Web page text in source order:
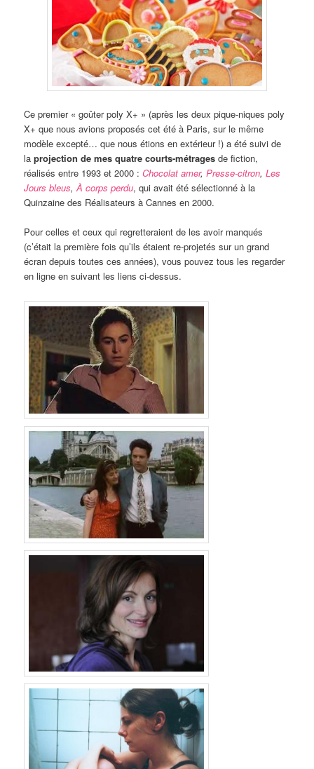
Ce premier « goûter poly X+ » (après les deux pique-niques poly
X+ que nous avions proposés cet été à Paris, sur le même
modèle excepté… que nous étions en extérieur !) a été suivi de
laprojection de mes quatre courts-métrages de fiction,
réalisés entre 1993 et 2000 :Chocolat amer,Presse-citron,Les
Jours bleus,À corps perdu, qui avait été sélectionné à la
Quinzaine des Réalisateurs à Cannes en 2000.
Pour celles et ceux qui regretteraient de les avoir manqués
(c’était la première fois qu’ils étaient re-projetés sur un grand
écran depuis toutes ces années), vous pouvez tous les regarder
en ligne en suivant les liens ci-dessus.